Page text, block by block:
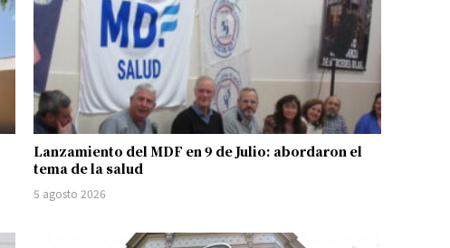
Lanzamiento del MDF en 9 de Julio: abordaron el
tema de la salud
5 agosto 2026